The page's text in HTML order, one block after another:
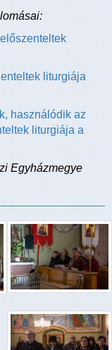
liturgiája
használódik az
liturgiája a
Egyházmegye